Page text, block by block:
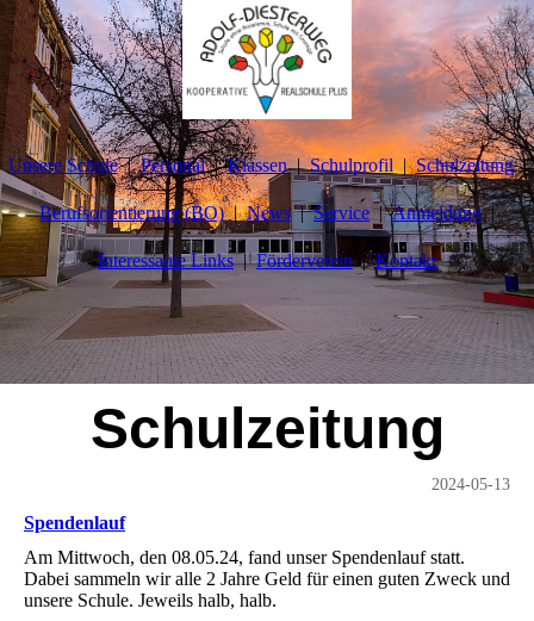
Unsere Schule Personal Klassen Schulprofil Schulzeitung
Berufsorientierung (BO) News Service Anmeldung
Interessante Links Förderverein Kontakt
Schulzeitung
2024-05-13
Spendenlauf
Am Mittwoch, den 08.05.24, fand unser Spendenlauf statt.
Dabei sammeln wir alle 2 Jahre Geld für einen guten Zweck und
unsere Schule. Jeweils halb, halb.